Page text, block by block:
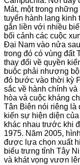
Mát, một trong
tuyến hành lang kinh
gắn liền với nhiều
bối cảnh các cuộc
Đại Nam vào nửa
trong đó có vùng đất
thay đổi về quyền
buộc phải nhượng
đó bước vào thời kỳ
sắc về hành chính
hòa và cuộc kháng
Tân Biên nói riêng là
kiến sự hiện diện
khác nhau trước khi
1975. Năm 2005,
được lựa chọn xuất
biểu trưng tỉnh Tây
và khát vọng vươn